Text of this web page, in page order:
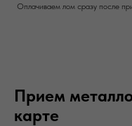
Оплачиваем лом сразу после
Прием
карте